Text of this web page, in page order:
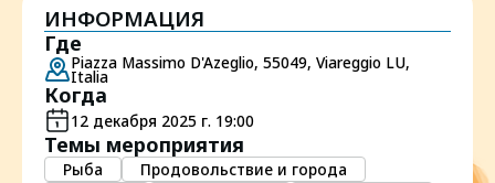
ИНФОРМАЦИЯ
Где
Piazza Massimo D'Azeglio, 55049, Viareggio LU,
Italia
Когда
12 декабря 2025 г. 19:00
Темы мероприятия
Рыба
Продовольствие и города